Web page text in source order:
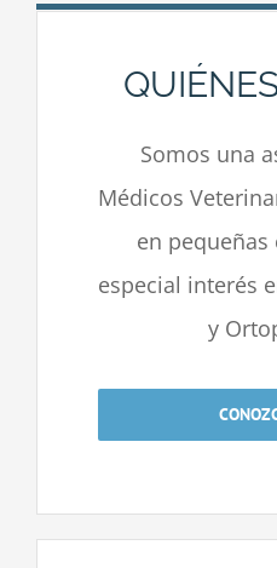
Somos una
Médicos
en pequeñas
especial interés
y